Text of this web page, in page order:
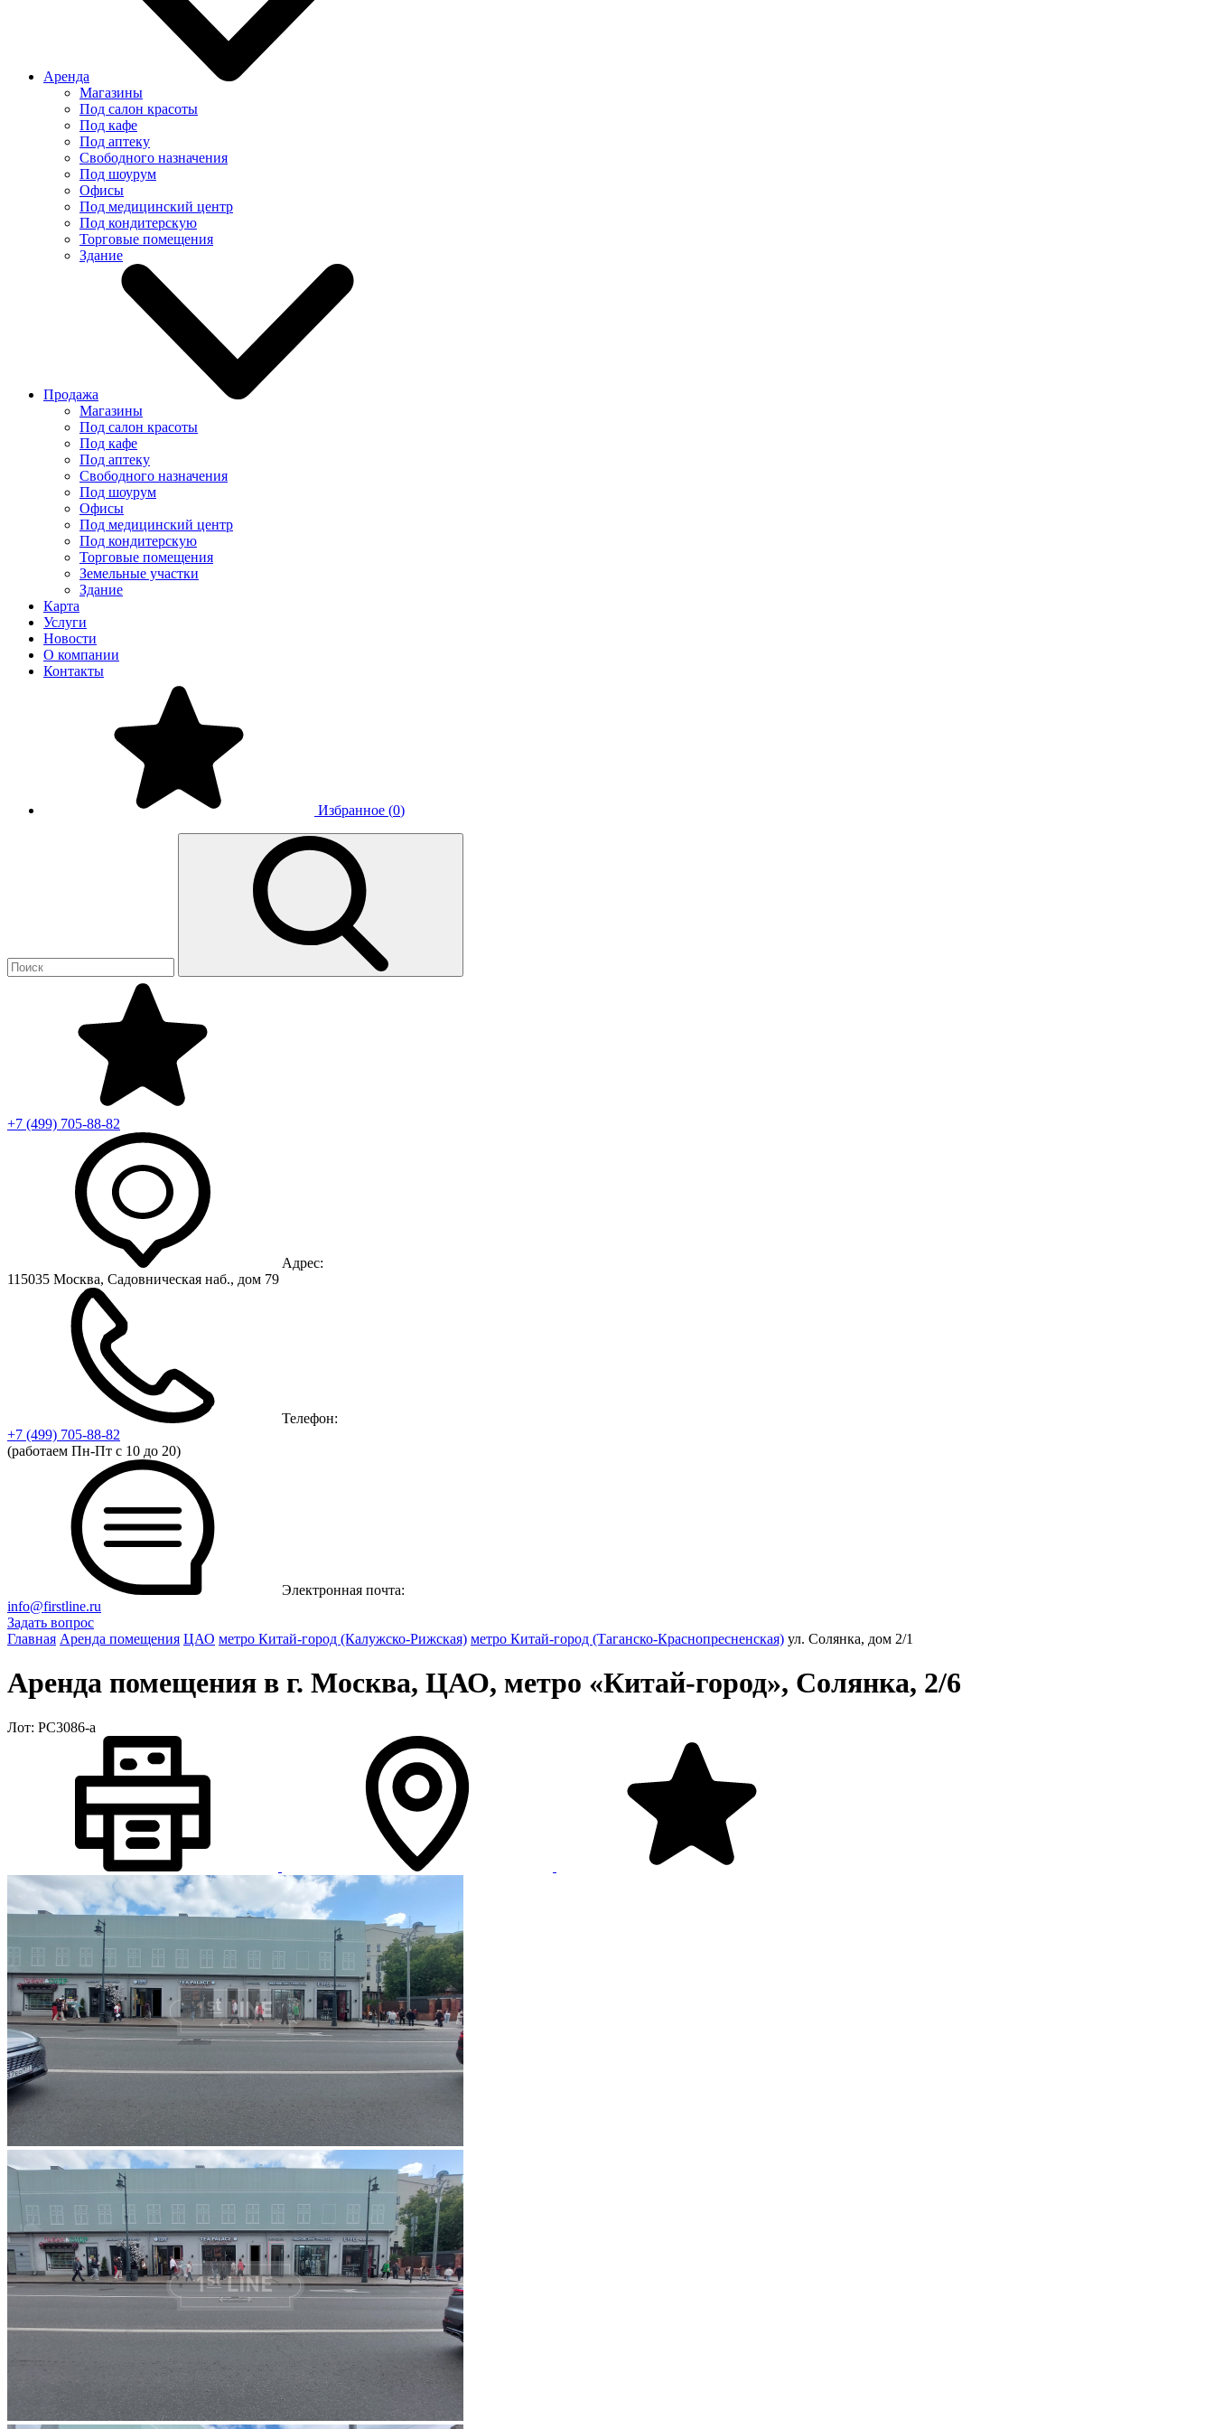
Аренда
Магазины
Под салон красоты
Под кафе
Под аптеку
Свободного назначения
Под шоурум
Офисы
Под медицинский центр
Под кондитерскую
Торговые помещения
Здание
Продажа
Магазины
Под салон красоты
Под кафе
Под аптеку
Свободного назначения
Под шоурум
Офисы
Под медицинский центр
Под кондитерскую
Торговые помещения
Земельные участки
Здание
Карта
Услуги
Новости
О компании
Контакты
Избранное (0)
+7 (499) 705-88-82
Адрес:
115035 Москва, Садовническая наб., дом 79
Телефон:
+7 (499) 705-88-82
(работаем Пн-Пт с 10 до 20)
Электронная почта:
info@firstline.ru
Задать вопрос
Главная Аренда помещения ЦАО метро Китай-город (Калужско-Рижская) метро Китай-город (Таганско-Краснопресненская) ул. Солянка, дом 2/1
Аренда помещения в г. Москва, ЦАО, метро «Китай-город», Солянка, 2/6
Лот: РС3086-a